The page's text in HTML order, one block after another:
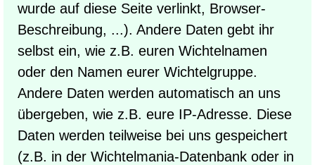
wurde auf diese Seite verlinkt, Browser-
Beschreibung, ...). Andere Daten gebt ihr
selbst ein, wie z.B. euren Wichtelnamen
oder den Namen eurer Wichtelgruppe.
Andere Daten werden automatisch an uns
übergeben, wie z.B. eure IP-Adresse. Diese
Daten werden teilweise bei uns gespeichert
(z.B. in der Wichtelmania-Datenbank oder in